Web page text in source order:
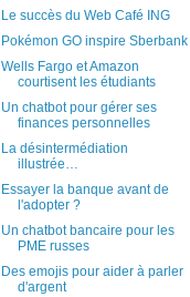
Le succès du Web Café ING
Pokémon GO inspire Sberbank
Wells Fargo et Amazon
courtisent les étudiants
Un chatbot pour gérer ses
finances personnelles
La désintermédiation
illustrée…
Essayer la banque avant de
l'adopter ?
Un chatbot bancaire pour les
PME russes
Des emojis pour aider à parler
d'argent